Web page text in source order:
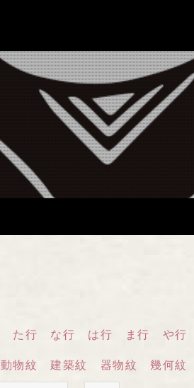
た行 な行 は行 ま行 や行
動物紋 建築紋 器物紋 幾何紋